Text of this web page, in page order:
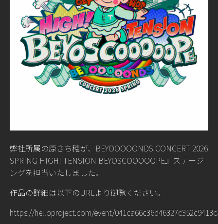
弊社所属の原さち穂が、BEYOOOOONDS CONCERT 2026
SPRING HIGH! TENSION BEYOSCOOOOOPE』ステージ
ングを担当いたしました。
作品の詳細は以下のURLより御覧ください。
https://helloproject.com/event/